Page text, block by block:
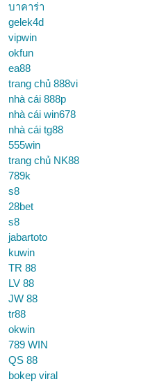
บาคาร่า
gelek4d
vipwin
okfun
ea88
trang chủ 888vi
nhà cái 888p
nhà cái win678
nhà cái tg88
555win
trang chủ NK88
789k
s8
28bet
s8
jabartoto
kuwin
TR 88
LV 88
JW 88
tr88
okwin
789 WIN
QS 88
bokep viral